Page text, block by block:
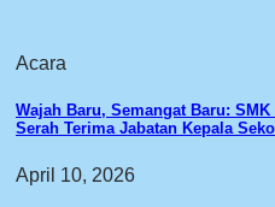
Acara
Wajah Baru, Semangat Baru:
Serah Terima Jabatan Kepala
April 10, 2026